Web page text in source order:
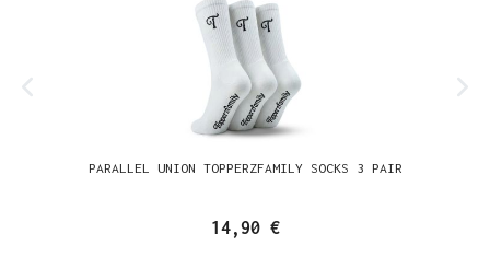
PARALLEL UNION TOPPERZFAMILY SOCKS 3 PAIR
14,90 €